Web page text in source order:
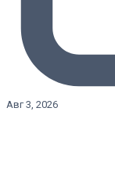
Авг 3, 2026